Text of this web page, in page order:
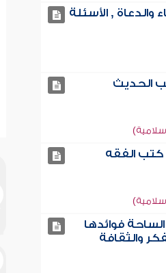
والدعاة , الأسئلة
الحديث
كتب الفقه
فوائدها
والثقافة